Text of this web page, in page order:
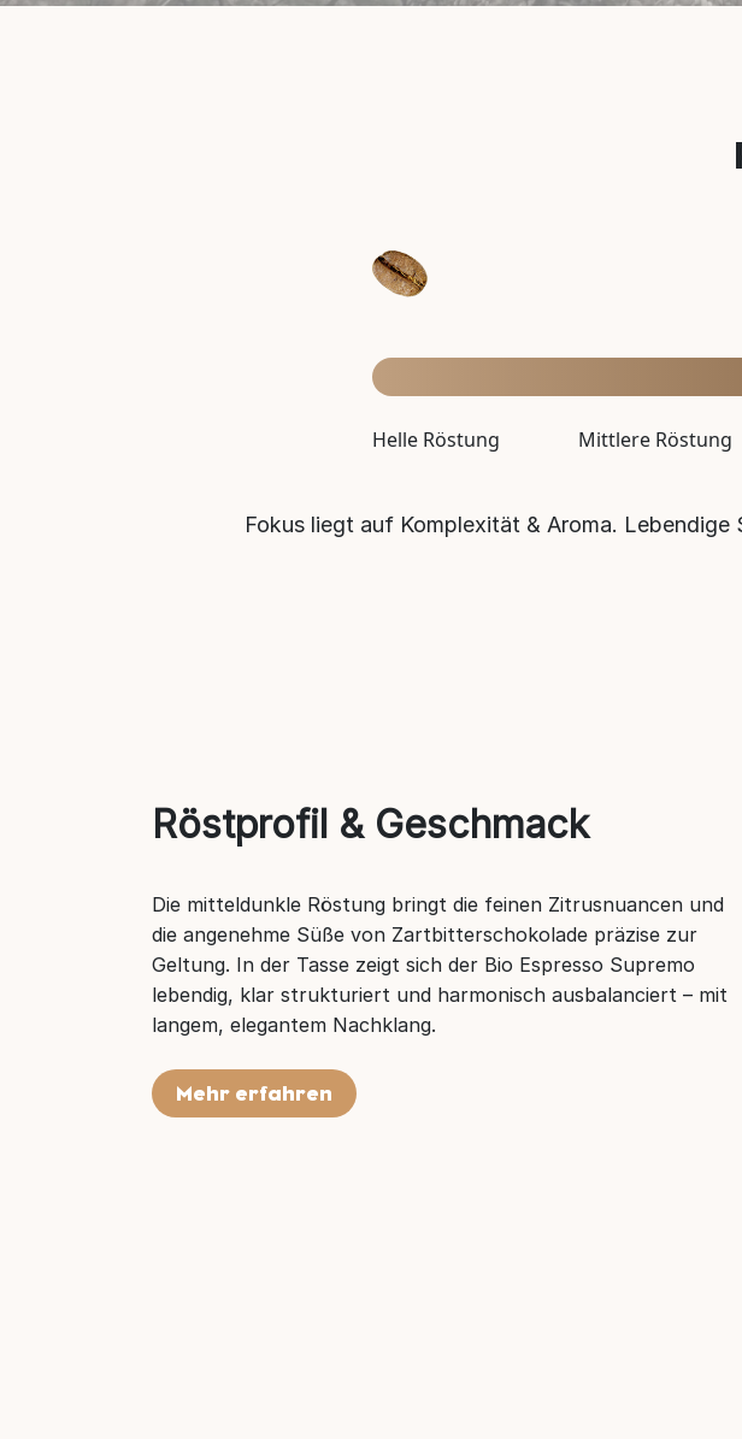
Helle Röstung Mittlere Röstung
Fokus liegt auf Komplexität & Aroma. Lebendige
Röstprofil & Geschmack
Die mitteldunkle Röstung bringt die feinen Zitrusnuancen und
die angenehme Süße von Zartbitterschokolade präzise zur
Geltung. In der Tasse zeigt sich der Bio Espresso Supremo
lebendig, klar strukturiert und harmonisch ausbalanciert – mit
langem, elegantem Nachklang.
Mehr erfahren